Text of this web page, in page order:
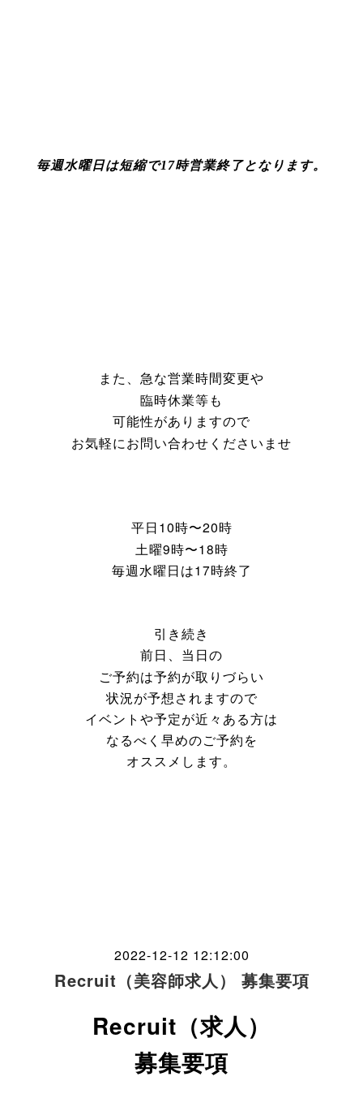
毎週水曜日は短縮で17時営業終了となります。
また、急な営業時間変更や
臨時休業等も
可能性がありますので
お気軽にお問い合わせくださいませ
平日10時〜20時
土曜9時〜18時
毎週水曜日は17時終了
引き続き
前日、当日の
ご予約は予約が取りづらい
状況が予想されますので
イベントや予定が近々ある方は
なるべく早めのご予約を
オススメします。
2022-12-12 12:12:00
Recruit（美容師求人） 募集要項
Recruit（求人）
募集要項